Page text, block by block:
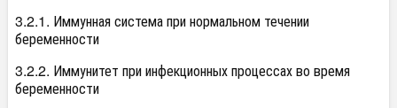
3.2.1. Иммунная система при нормальном течении
беременности
3.2.2. Иммунитет при инфекционных процессах во время
беременности